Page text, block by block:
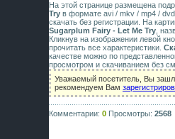
На этой странице размещена
Try в формате avi / mkv / mp4 /
скачать без регистрации. На
Sugarplum Fairy - Let Me Try ,
Кликнув на изображении левой
прочитать все характеристики.
качестве можно по
просмотром и скачиванием без
Уважаемый посетитель, Вы
рекомендуем Вам
Комментарии: 0 Просмотры: 2568